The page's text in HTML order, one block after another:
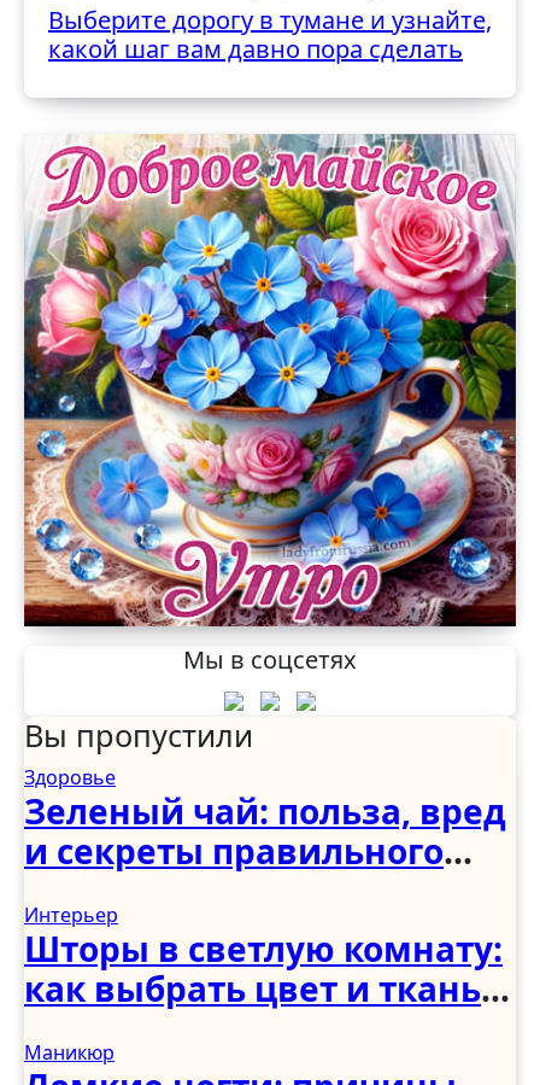
Выберите дорогу в тумане и узнайте,
какой шаг вам давно пора сделать
Мы в соцсетях
Вы пропустили
Здоровье
Зеленый чай: польза, вред
и секреты правильного
Интерьер
Шторы в светлую комнату:
как выбрать цвет и ткань
Маникюр